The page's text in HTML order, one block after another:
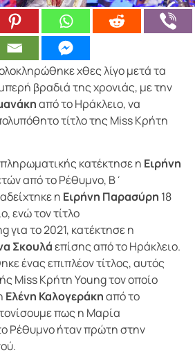
χθες λίγο μετά τα
βραδιά της χρονιάς, με την
από το Ηράκλειο, να
τίτλο της MissΚρήτη
κατέκτησε η Ειρήνη
από το Ρέθυμνο, Β΄
η Ειρήνη Παρασύρη 18
ενώ τον τίτλο
για το 2021, κατέκτησε η
Σκουλάεπίσης από το Ηράκλειο.
ένας επιπλέον τίτλος, αυτός
MissΚρήτηYoungτον οποίο
Ελένη Καλογεράκηαπό το
πως η Μαρία
Ρέθυμνο ήταν πρώτη στην